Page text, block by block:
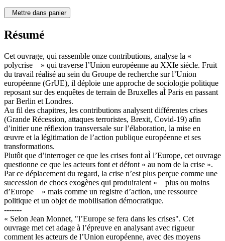
Mettre dans panier
Résumé
Cet ouvrage, qui rassemble onze contributions, analyse la «
polycrise » qui traverse l’Union européenne au XXIe siècle. Fruit
du travail réalisé au sein du Groupe de recherche sur l’Union
européenne (GrUE), il déploie une approche de sociologie politique
reposant sur des enquêtes de terrain de Bruxelles aÌ Paris en passant
par Berlin et Londres.
Au fil des chapitres, les contributions analysent différentes crises
(Grande Récession, attaques terroristes, Brexit, Covid-19) afin
d’initier une réflexion transversale sur l’élaboration, la mise en
œuvre et la légitimation de l’action publique européenne et ses
transformations.
Plutôt que d’interroger ce que les crises font aÌ l’Europe, cet ouvrage
questionne ce que les acteurs font et défont « au nom de la crise ».
Par ce déplacement du regard, la crise n’est plus perçue comme une
succession de chocs exogènes qui produiraient « plus ou moins
d’Europe » mais comme un registre d’action, une ressource
politique et un objet de mobilisation démocratique.
-------
« Selon Jean Monnet, "l’Europe se fera dans les crises". Cet
ouvrage met cet adage à l’épreuve en analysant avec rigueur
comment les acteurs de l’Union européenne, avec des moyens